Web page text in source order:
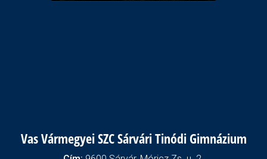
Vas Vármegyei SZC Sárvári Tinódi Gimnázium